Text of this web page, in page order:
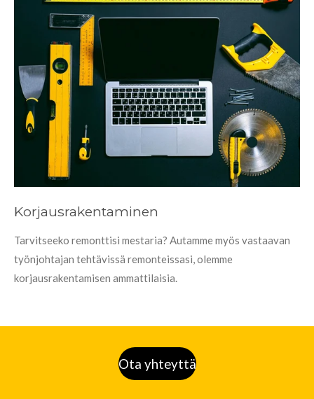
Korjausrakentaminen
Tarvitseeko remonttisi mestaria? Autamme myös vastaavan
työnjohtajan tehtävissä remonteissasi, olemme
korjausrakentamisen ammattilaisia.
Ota yhteyttä